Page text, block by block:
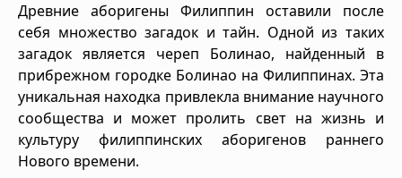
Древние аборигены Филиппин оставили после
себя множество загадок и тайн. Одной из таких
загадок является череп Болинао, найденный в
прибрежном городке Болинао на Филиппинах. Эта
уникальная находка привлекла внимание научного
сообщества и может пролить свет на жизнь и
культуру филиппинских аборигенов раннего
Нового времени.